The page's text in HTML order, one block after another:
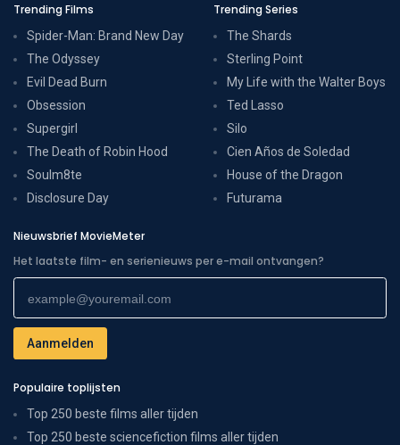
Trending Films
Spider-Man: Brand New Day
The Odyssey
Evil Dead Burn
Obsession
Supergirl
The Death of Robin Hood
Soulm8te
Disclosure Day
Trending Series
The Shards
Sterling Point
My Life with the Walter Boys
Ted Lasso
Silo
Cien Años de Soledad
House of the Dragon
Futurama
Nieuwsbrief MovieMeter
Het laatste film- en serienieuws per e-mail ontvangen?
Populaire toplijsten
Top 250 beste films aller tijden
Top 250 beste sciencefiction films aller tijden